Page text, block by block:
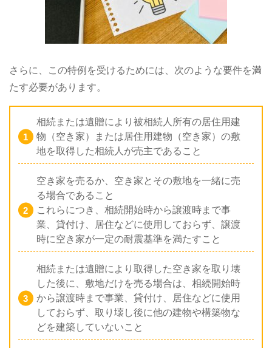
さらに、この特例を受けるためには、次のような要件を満
たす必要があります。
相続または遺贈により被相続人所有の居住用建
物（空き家）または居住用建物（空き家）の敷
地を取得した相続人が売主であること
空き家を売るか、空き家とその敷地を一緒に売
る場合であること
これらにつき、相続開始時から譲渡時まで事
業、貸付け、居住などに使用しておらず、譲渡
時に空き家が一定の耐震基準を満たすこと
相続または遺贈により取得した空き家を取り壊
した後に、敷地だけを売る場合は、相続開始時
から譲渡時まで事業、貸付け、居住などに使用
しておらず、取り壊し後に他の建物や構築物な
どを建築していないこと